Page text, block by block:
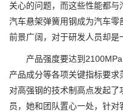
关心的问题，而这些性能都
汽车悬架弹簧用钢成为汽车
前景广阔，对于研发人员却是
产品强度要达到2100MPa
产品成分等各项关键指标要求
对高强钢的技术制高点发起
员，她和团队置心一处，针对